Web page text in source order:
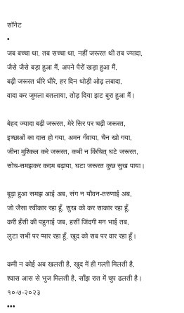
सॉनेट
•
जब बच्चा था, तब सच्चा था, नहीं जरूरत थी तब ज्यादा,
जैसे जैसे बड़ा हुआ मैं, अपने पैरों खड़ा हुआ मैं,
बढ़ी जरूरत धीरे धीरे, हर दिन थोड़ी ओढ़ लबादा,
वादा कर जुमला बतलाया, तोड़ दिया झट बुरा हुआ मैं।
बेहद ज्यादा बढ़ी जरूरत, मेरे सिर पर चढ़ी जरूरत,
इच्छाओं का दास हो गया, अमन गँवाया, चैन खो गया,
जीना मुश्किल करे जरूरत, कभी न किंचित् घटे जरूरत,
सोच-समझकर कदम बढ़ाया, घटा जरूरत कुछ सुख पाया।
बूढ़ा हुआ समझ आई अब, संग न यौवन-तरुणाई अब,
जो जैसा स्वीकार रहा हूँ, सुख को कर साकार रहा हूँ,
करी हँसी की पहुनाई जब, हसीं जिंदगी मन भाई तब,
लुटा सभी पर प्यार रहा हूँ, खुद को सब पर वार रहा हूँ।
कमी न कोई अब खलती है, खुद में ही गल्ती मिलती है,
श्वास आस से भुज मिलती है, साँझ रात में चुप ढलती है।
१०-७-२०२३
•••